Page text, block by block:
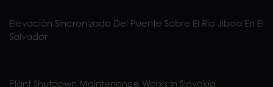
Elevación Sincronizada Del Puente Sobre El Rio Jiboa En El
Salvador
Plant Shutdown Maintenance Works In Slovakia